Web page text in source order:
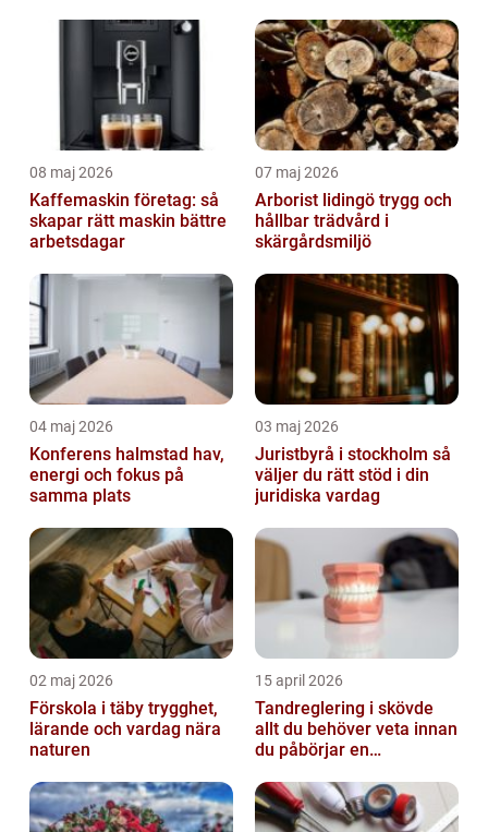
08 maj 2026
Kaffemaskin företag: så
skapar rätt maskin bättre
arbetsdagar
07 maj 2026
Arborist lidingö trygg och
hållbar trädvård i
skärgårdsmiljö
04 maj 2026
Konferens halmstad hav,
energi och fokus på
samma plats
03 maj 2026
Juristbyrå i stockholm så
väljer du rätt stöd i din
juridiska vardag
02 maj 2026
Förskola i täby trygghet,
lärande och vardag nära
naturen
15 april 2026
Tandreglering i skövde
allt du behöver veta innan
du påbörjar en